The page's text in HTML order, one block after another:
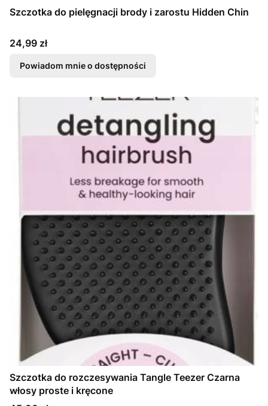
Szczotka do pielęgnacji brody i zarostu Hidden Chin
Cena
24,99 zł
Powiadom mnie o dostępności
Szczotka do rozczesywania Tangle Teezer Czarna
włosy proste i kręcone